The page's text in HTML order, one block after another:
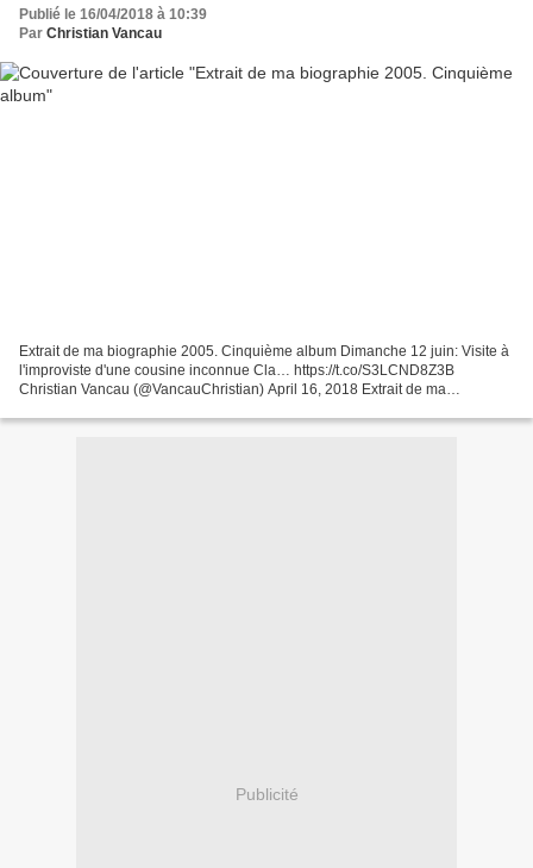
Publié le 16/04/2018 à 10:39
Par Christian Vancau
Extrait de ma biographie 2005. Cinquième album Dimanche 12 juin: Visite à
l'improviste d'une cousine inconnue Cla… https://t.co/S3LCND8Z3B
Christian Vancau (@VancauChristian) April 16, 2018 Extrait de ma
Publicité